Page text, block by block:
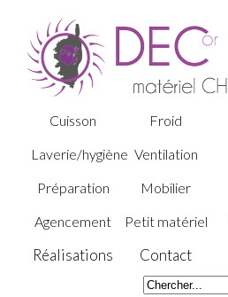
Cuisson Froid
Laverie/hygiène Ventilation
Préparation
Mobilier
Agencement
Petit matériel
Réalisations Contact